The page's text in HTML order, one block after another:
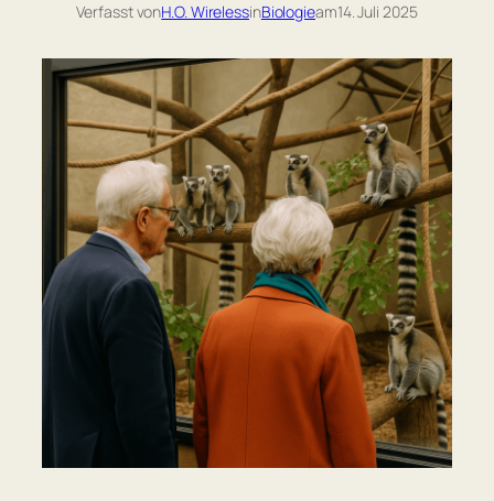
Verfasst vonH.O. WirelessinBiologieam14. Juli 2025